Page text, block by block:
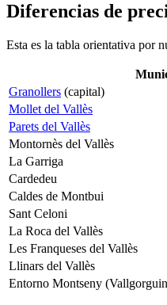
Diferencias de
Esta es la tabla orientativa por
Granollers (capital)
Mollet del Vallès
Parets del Vallès
Montornès del Vallès
La Garriga
Cardedeu
Caldes de Montbui
Sant Celoni
La Roca del Vallès
Les Franqueses del Vallès
Llinars del Vallès
Entorno Montseny